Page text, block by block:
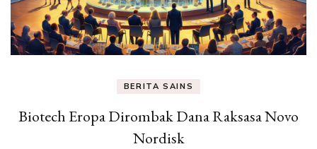
BERITA SAINS
Biotech Eropa Dirombak Dana Raksasa Novo
Nordisk